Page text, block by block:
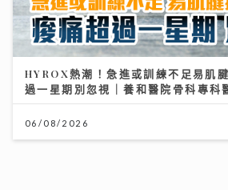
HYROX熱潮！急進或訓練不足易肌
過一星期別忽視｜養和醫院骨科專科
06/08/2026
AXA 安盛嶄新三步財富管理方案
27/07/2026